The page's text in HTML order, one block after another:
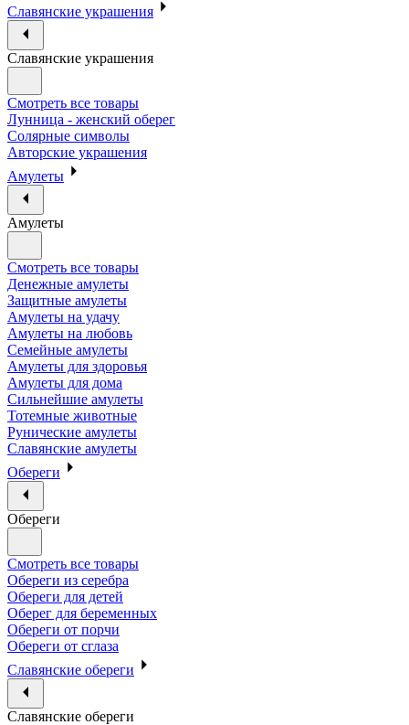
Славянские украшения
Славянские украшения
Смотреть все товары
Лунница - женский оберег
Солярные символы
Авторские украшения
Амулеты
Амулеты
Смотреть все товары
Денежные амулеты
Защитные амулеты
Амулеты на удачу
Амулеты на любовь
Семейные амулеты
Амулеты для здоровья
Амулеты для дома
Сильнейшие амулеты
Тотемные животные
Рунические амулеты
Славянские амулеты
Обереги
Обереги
Смотреть все товары
Обереги из серебра
Обереги для детей
Оберег для беременных
Обереги от порчи
Обереги от сглаза
Славянские обереги
Славянские обереги